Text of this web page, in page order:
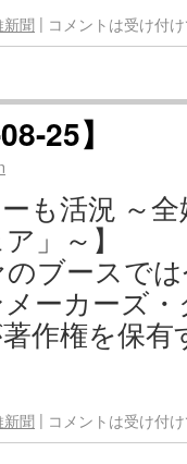
新聞 | コメントは受け付
25】
も活況 ～
」～】
ブースで
ーカーズ
著作権を保
新聞 | コメントは受け付